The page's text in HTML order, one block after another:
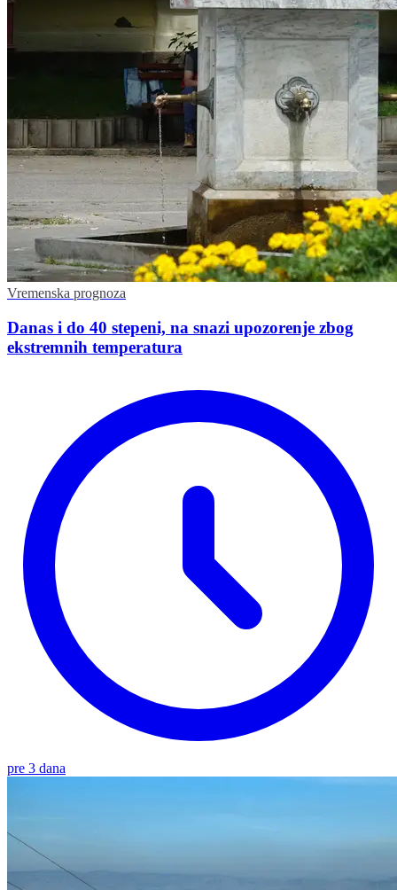
Vremenska prognoza
Danas i do 40 stepeni, na snazi upozorenje zbog
ekstremnih temperatura
pre 3 dana